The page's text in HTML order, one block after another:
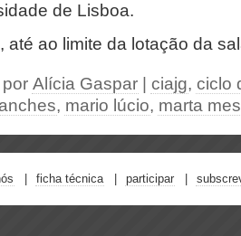
de Lisboa.
, até ao limite da lotação da
Alícia Gaspar ciajg, ciclo
, mario lúcio, marta
ficha técnica participar